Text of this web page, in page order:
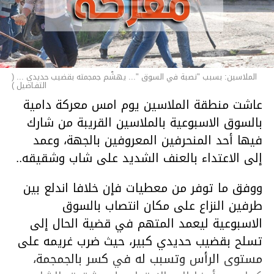
الملاسين: بسبب "نصبة في السوق "... يهشّم جمجمته بقضيب حديدي ... (
التفـاصيل )
عاشت منطقة الملاسين يوم امس معركة دامية
بالسوق الاسبوعية بالملاسين القريبة من شارك
فيها أحد المنحرفين المعروفين بالجهة، وعمد
إلى الاعتداء بالعنف الشديد على شاب وشقيقه..
ووفق ما توفر من معطيات فإن خلافا اندلع بين
طرفين النزاع على مكان انتصاب بالسوق
الاسبوعية ليعمد المتهم في قضية الحال إلى
تسلح بقضيب حديدي كبير، حيث ضرب غريمه على
مستوى الرأس وتسبب له في كسر بالجمجمة،